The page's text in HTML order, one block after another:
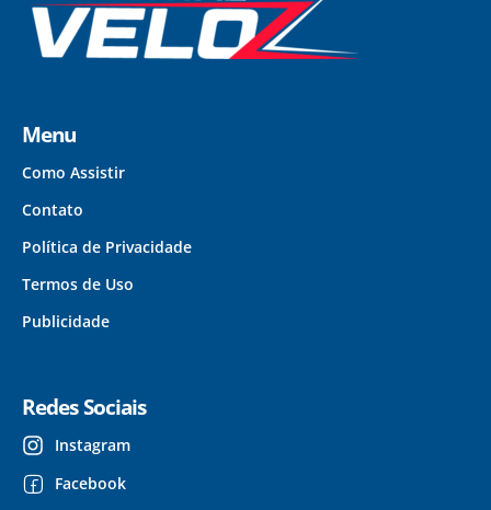
Menu
Como Assistir
Contato
Política de Privacidade
Termos de Uso
Publicidade
Redes Sociais
Instagram
Facebook